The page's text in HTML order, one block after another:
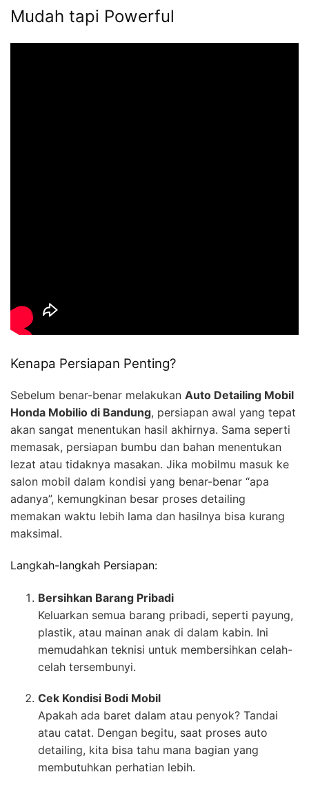
Mudah tapi Powerful
Kenapa Persiapan Penting?
Sebelum benar-benar melakukan Auto Detailing Mobil
Honda Mobilio di Bandung, persiapan awal yang tepat
akan sangat menentukan hasil akhirnya. Sama seperti
memasak, persiapan bumbu dan bahan menentukan
lezat atau tidaknya masakan. Jika mobilmu masuk ke
salon mobil dalam kondisi yang benar-benar “apa
adanya”, kemungkinan besar proses detailing
memakan waktu lebih lama dan hasilnya bisa kurang
maksimal.
Langkah-langkah Persiapan:
Bersihkan Barang Pribadi
Keluarkan semua barang pribadi, seperti payung,
plastik, atau mainan anak di dalam kabin. Ini
memudahkan teknisi untuk membersihkan celah-
celah tersembunyi.
Cek Kondisi Bodi Mobil
Apakah ada baret dalam atau penyok? Tandai
atau catat. Dengan begitu, saat proses auto
detailing, kita bisa tahu mana bagian yang
membutuhkan perhatian lebih.